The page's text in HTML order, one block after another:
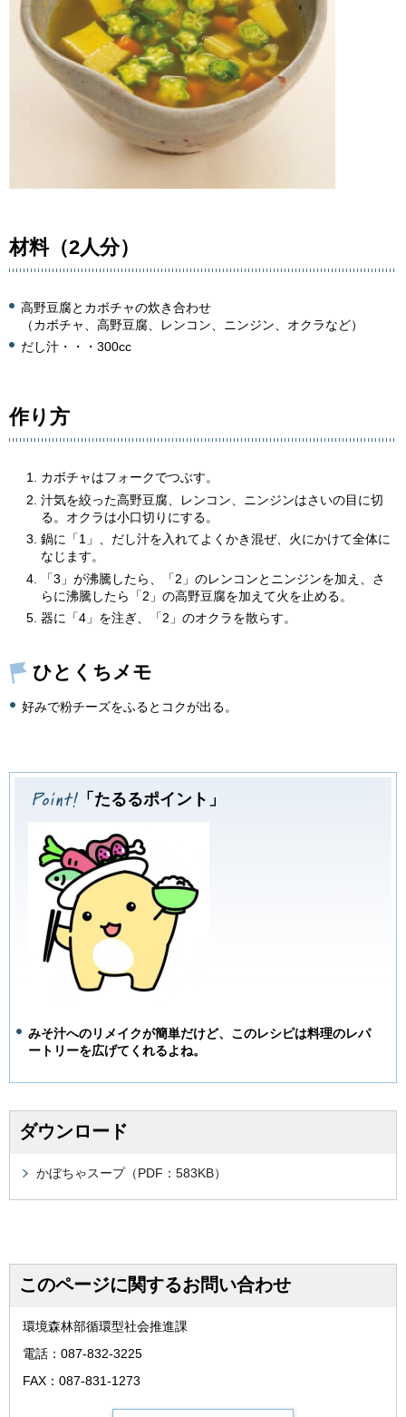
材料（2人分）
高野豆腐とカボチャの炊き合わせ
（カボチャ、高野豆腐、レンコン、ニンジン、オクラなど）
だし汁・・・300cc
作り方
カボチャはフォークでつぶす。
汁気を絞った高野豆腐、レンコン、ニンジンはさいの目に切
る。オクラは小口切りにする。
鍋に「1」、だし汁を入れてよくかき混ぜ、火にかけて全体に
なじます。
「3」が沸騰したら、「2」のレンコンとニンジンを加え、さ
らに沸騰したら「2」の高野豆腐を加えて火を止める。
器に「4」を注ぎ、「2」のオクラを散らす。
ひとくちメモ
好みで粉チーズをふるとコクが出る。
「たるるポイント」
みそ汁へのリメイクが簡単だけど、このレシピは料理のレパ
ートリーを広げてくれるよね。
ダウンロード
かぼちゃスープ（PDF：583KB）
このページに関するお問い合わせ
環境森林部循環型社会推進課
電話：087-832-3225
FAX：087-831-1273